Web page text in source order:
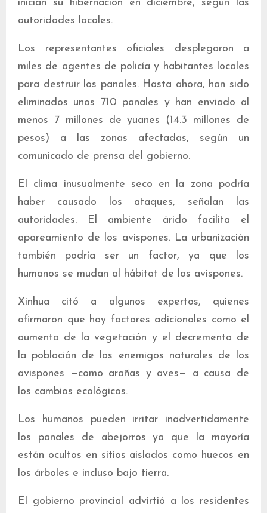
inician su hibernación en diciembre, según las
autoridades locales.
Los representantes oficiales desplegaron a
miles de agentes de policía y habitantes locales
para destruir los panales. Hasta ahora, han sido
eliminados unos 710 panales y han enviado al
menos 7 millones de yuanes (14.3 millones de
pesos) a las zonas afectadas, según un
comunicado de prensa del gobierno.
El clima inusualmente seco en la zona podría
haber causado los ataques, señalan las
autoridades. El ambiente árido facilita el
apareamiento de los avispones. La urbanización
también podría ser un factor, ya que los
humanos se mudan al hábitat de los avispones.
Xinhua citó a algunos expertos, quienes
afirmaron que hay factores adicionales como el
aumento de la vegetación y el decremento de
la población de los enemigos naturales de los
avispones —como arañas y aves— a causa de
los cambios ecológicos.
Los humanos pueden irritar inadvertidamente
los panales de abejorros ya que la mayoría
están ocultos en sitios aislados como huecos en
los árboles e incluso bajo tierra.
El gobierno provincial advirtió a los residentes